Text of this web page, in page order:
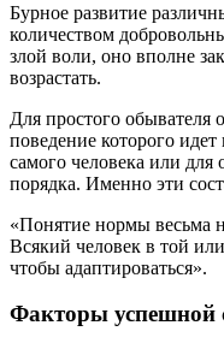
Бурное развитие
количеством
злой воли, оно вполне
возрастать.
Для простого обывателя
поведение которого
самого человека или
порядка. Именно эти
«Понятие нормы весьма
Всякий человек в той
чтобы адаптироваться».
Факторы успешной